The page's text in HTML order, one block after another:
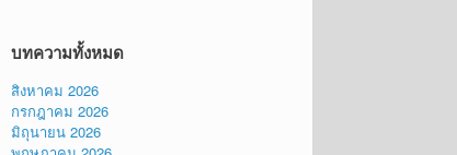
บทความทั้งหมด
สิงหาคม 2026
กรกฎาคม 2026
มิถุนายน 2026